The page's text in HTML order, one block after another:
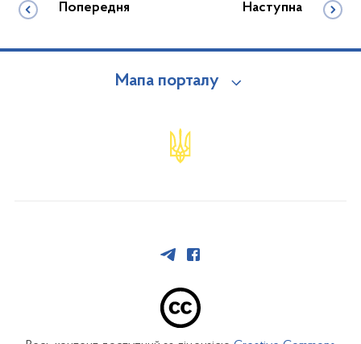
Попередня Наступна
Мапа порталу